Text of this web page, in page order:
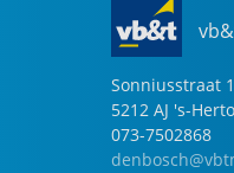
Sonniusstraat 1
5212 AJ 's-
073-7502868